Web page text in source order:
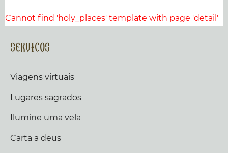
Cannot find 'holy_places' template with page 'detail'
Servicos
Viagens virtuais
Lugares sagrados
Ilumine uma vela
Carta a deus